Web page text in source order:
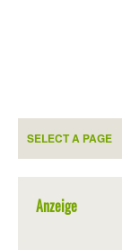
Anzeige